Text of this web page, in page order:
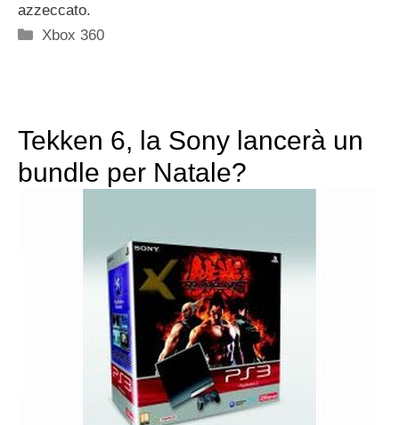
azzeccato.
Categorie
Xbox 360
Tekken 6, la Sony lancerà un
bundle per Natale?